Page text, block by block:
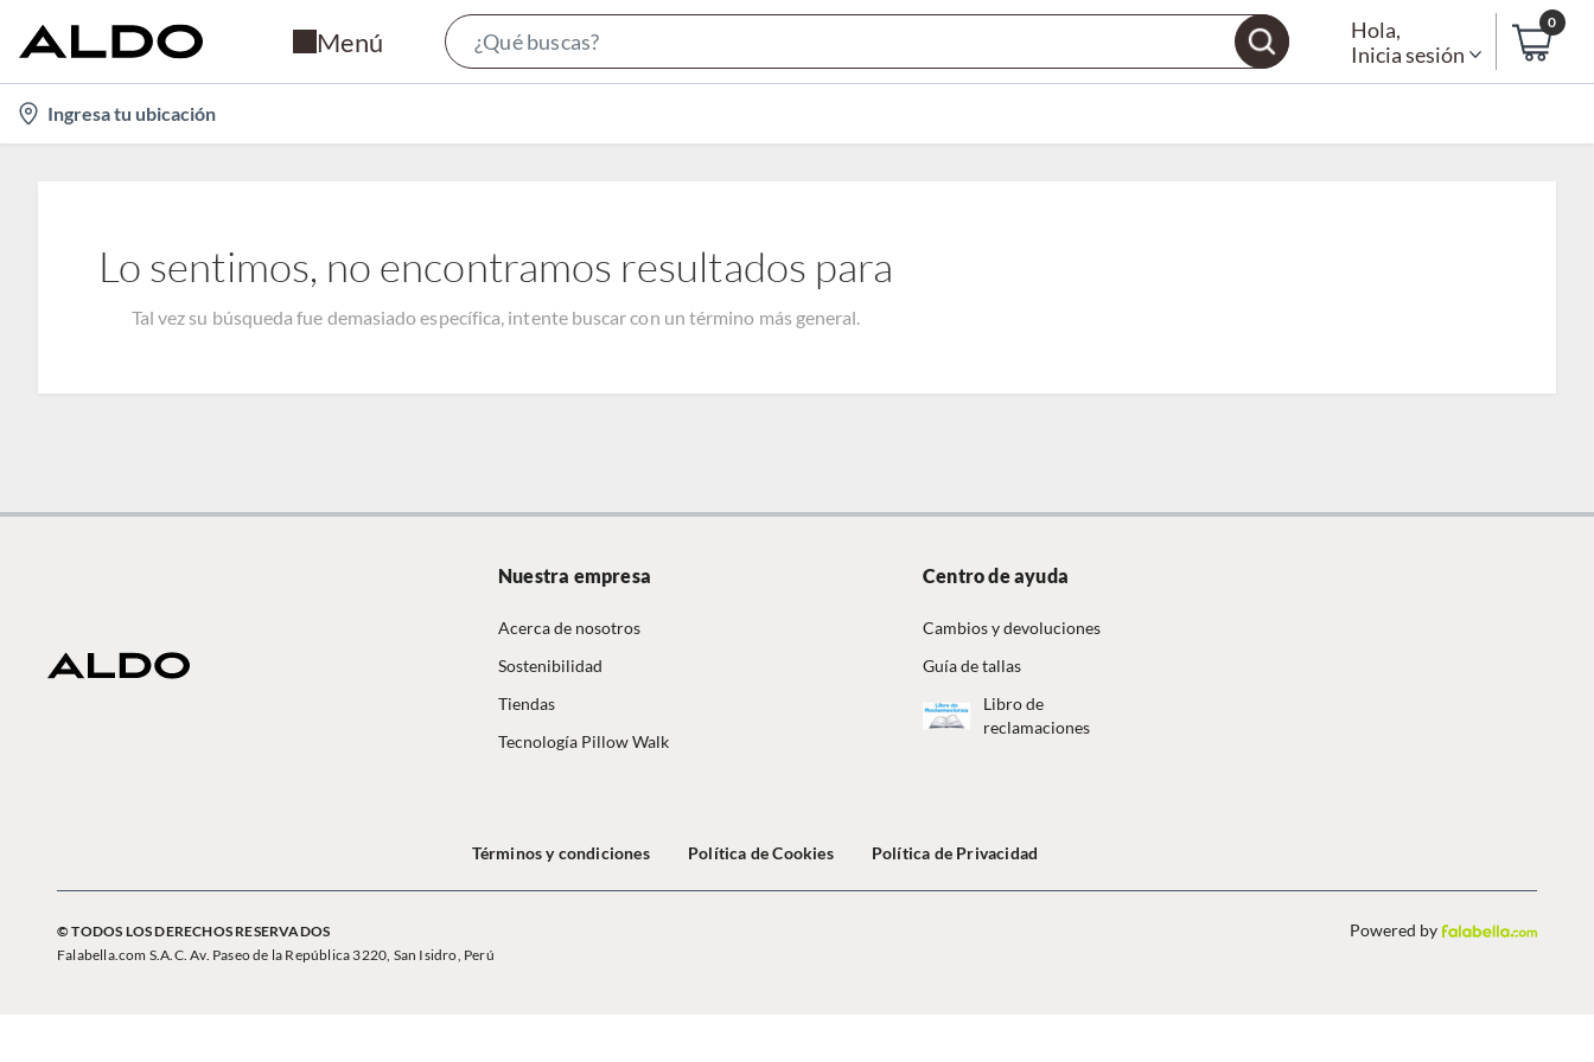
Menú
Bar
Hola,
Inicia sesión
0
location-
icon
Ingresa tu ubicación
Lo sentimos, no encontramos resultados para
Tal vez su búsqueda fue demasiado específica, intente buscar con un término más general.
Nuestra empresa
Acerca de nosotros
Sostenibilidad
Tiendas
Tecnología Pillow Walk
Centro de ayuda
Cambios y devoluciones
Guía de tallas
Libro de
reclamaciones
Términos y condiciones Política de Cookies Política de Privacidad
© TODOS LOS DERECHOS RESERVADOS
Falabella.com S.A.C. Av. Paseo de la República 3220, San Isidro, Perú
Powered by